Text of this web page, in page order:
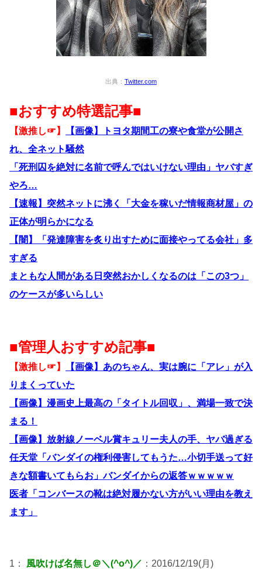
出典： Twitter.com
■おすすめ特選記事■
【激推し☞】
【画像】トヨタ期間工の寮や食堂が公開さ
れ、全ネット騒然
「死刑囚を絶対に名前で呼んではいけない理由」ヤバすぎ
やろ…
【速報】突然ネットに沸く「大金を稼いだ情報商材屋」の
正体が明らかになる
【闇】「発達障害を炙り出すために面接やってる会社」多
すぎる
まともな人間がある日突然おかしくなるのは「この3つ」
のケースが多いらしい
■管理人おすすめ記事■
【激推し☞】
【画像】あのちゃん、実は腕に「アレ」が入
りまくっていた
【画像】漫画史上最高の「タイトル回収」、満場一致で決
まる！
【画像】放射線ノーベル賞キュリー夫人の手、ヤバ過ぎる
任天堂「バンダイの権利侵害してもうた…小切手送って好
きな額書いてもらお」バンダイからの返答ｗｗｗｗｗ
医者「コンバースの靴は絶対履かない方がいい理由を教え
ます」
1： 風吹けば名無し＠＼(^o^)／ ：2016/12/19(月)